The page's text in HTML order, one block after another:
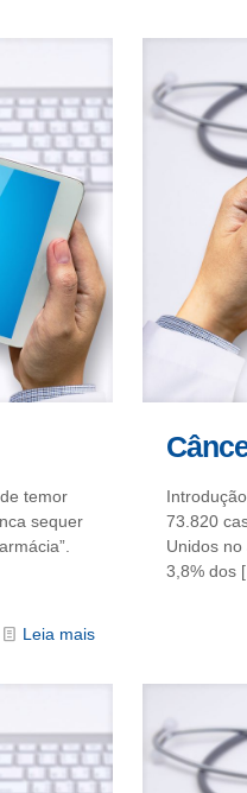
temor
sequer
Leia mais
73.820
Unidos
3,8% dos